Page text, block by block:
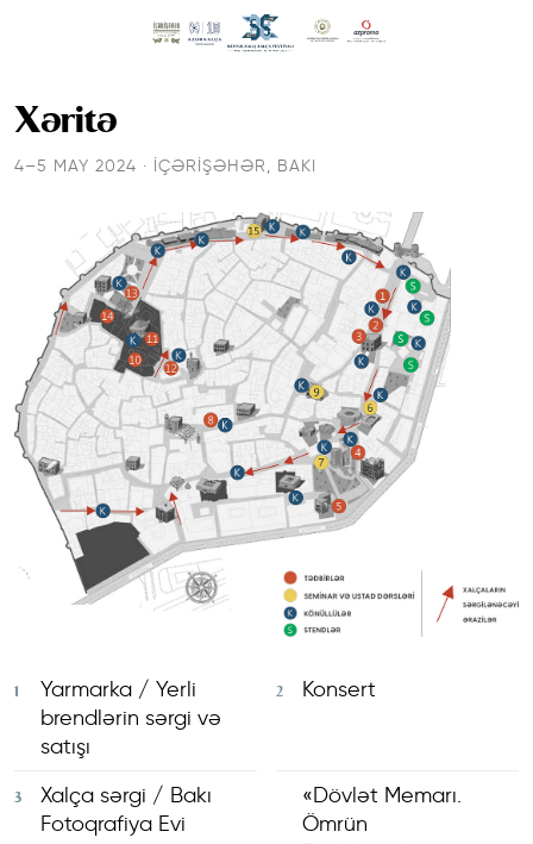
Xəritə
4–5 MAY 2024 · İÇƏRIŞƏHƏR, BAKI
1
Yarmarka / Yerli
brendlərin sərgi və
satışı
2 Konsert
3
Xalça sərgi / Bakı
Fotoqrafiya Evi
«Dövlət Memarı.
Ömrün